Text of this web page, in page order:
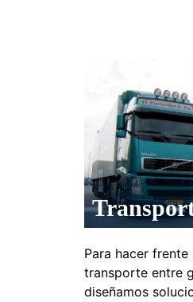
Para hacer
transporte entre
diseñamos